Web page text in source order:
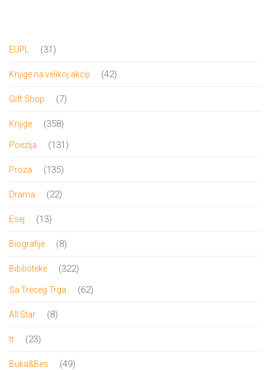
EUPL 3131
Knjige na velikoj akciji 4242
Gift Shop 77
Knjige 358358
proizvoda
Poezija 131131
Proza 135135
Drama 2222
Esej 1313
Biografije 88
Bibilioteke 322322
proizvoda
Sa Treceg Trga 6262
All Star 88
tt 2323
Buka&Bes 4949